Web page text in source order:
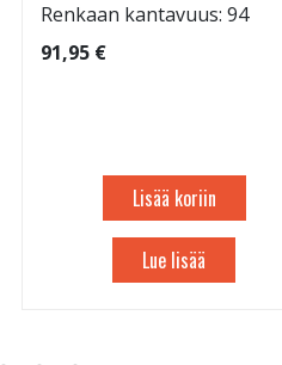
Renkaan kantavuus: 94
91,95 €
Lisää koriin
Lue lisää